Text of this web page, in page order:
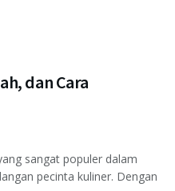
dan Cara
sangat populer dalam
pecinta kuliner. Dengan